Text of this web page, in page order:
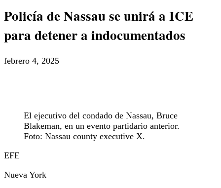
Policía de Nassau se unirá a ICE
para detener a indocumentados
febrero 4, 2025
El ejecutivo del condado de Nassau, Bruce
Blakeman, en un evento partidario anterior.
Foto: Nassau county executive X.
EFE
Nueva York